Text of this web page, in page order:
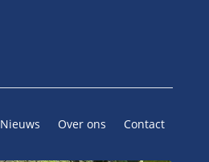
Nieuws Over ons Contact